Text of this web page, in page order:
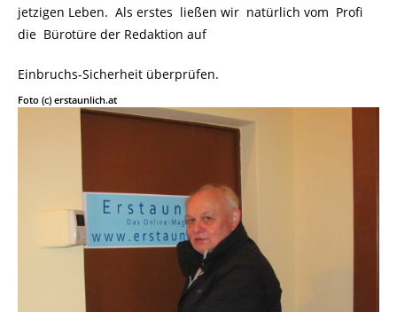
jetzigen Leben. Als erstes ließen wir natürlich vom Profi
die Bürotüre der Redaktion auf
Einbruchs-Sicherheit überprüfen.
Foto (c) erstaunlich.at